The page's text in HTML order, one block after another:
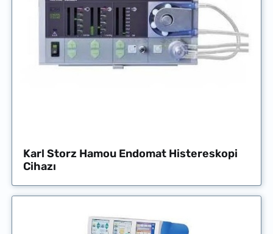
Karl Storz Hamou Endomat Histereskopi
Cihazı